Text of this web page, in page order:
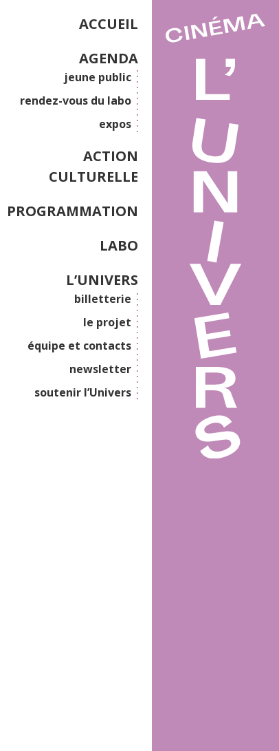
ACCUEIL
AGENDA
jeune public
rendez-vous du labo
expos
ACTION
CULTURELLE
PROGRAMMATION
LABO
L’UNIVERS
billetterie
le projet
équipe et contacts
newsletter
soutenir l’Univers